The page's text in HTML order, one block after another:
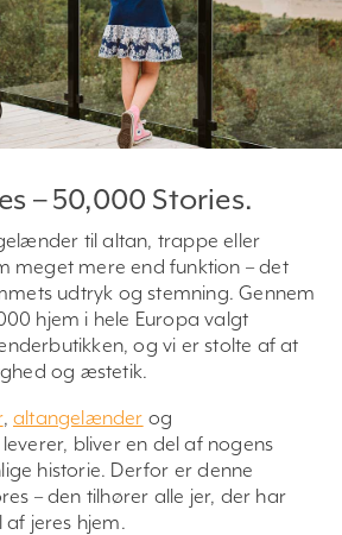
– 50,000 Stories.
til altan, trappe eller
meget mere end funktion – det
udtryk og stemning. Gennem
hjem i hele Europa valgt
og vi er stolte af at
og æstetik.
,altangelænder og
leverer, bliver en del af nogens
historie. Derfor er denne
– den tilhører alle jer, der har
jeres hjem.